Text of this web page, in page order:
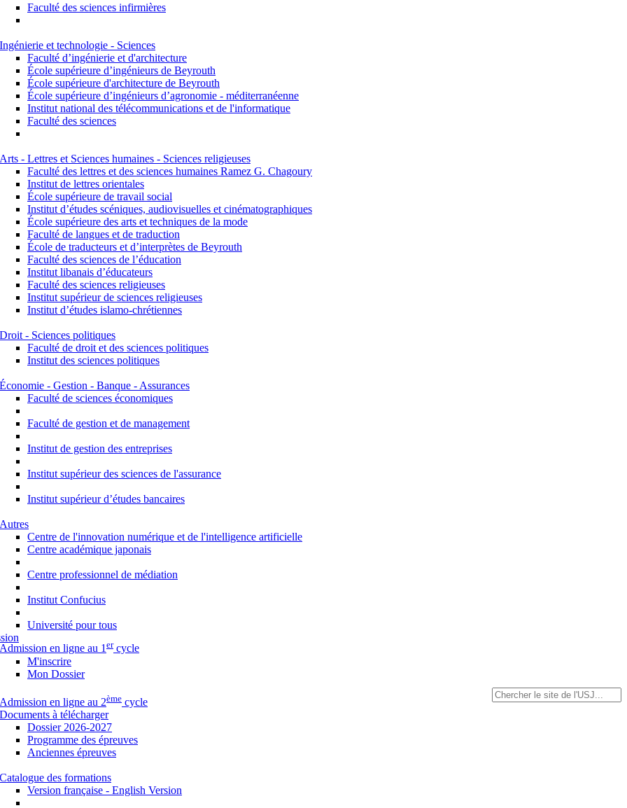
Faculté des sciences infirmières
Ingénierie et technologie - Sciences
Faculté d’ingénierie et d'architecture
École supérieure d’ingénieurs de Beyrouth
École supérieure d'architecture de Beyrouth
École supérieure d’ingénieurs d’agronomie - méditerranéenne
Institut national des télécommunications et de l'informatique
Faculté des sciences
Arts - Lettres et Sciences humaines - Sciences religieuses
Faculté des lettres et des sciences humaines Ramez G. Chagoury
Institut de lettres orientales
École supérieure de travail social
Institut d’études scéniques, audiovisuelles et cinématographiques
École supérieure des arts et techniques de la mode
Faculté de langues et de traduction
École de traducteurs et d’interprètes de Beyrouth
Faculté des sciences de l’éducation
Institut libanais d’éducateurs
Faculté des sciences religieuses
Institut supérieur de sciences religieuses
Institut d’études islamo-chrétiennes
Droit - Sciences politiques
Faculté de droit et des sciences politiques
Institut des sciences politiques
Économie - Gestion - Banque - Assurances
Faculté de sciences économiques
Faculté de gestion et de management
Institut de gestion des entreprises
Institut supérieur des sciences de l'assurance
Institut supérieur d’études bancaires
Autres
Centre de l'innovation numérique et de l'intelligence artificielle
Centre académique japonais
Centre professionnel de médiation
Institut Confucius
Université pour tous
Admission en ligne au 1ercycle
M'inscrire
Mon Dossier
Admission en ligne au 2ème cycle
Documents à télécharger
Dossier 2026-2027
Programme des épreuves
Anciennes épreuves
Catalogue des formations
Version française - English Version